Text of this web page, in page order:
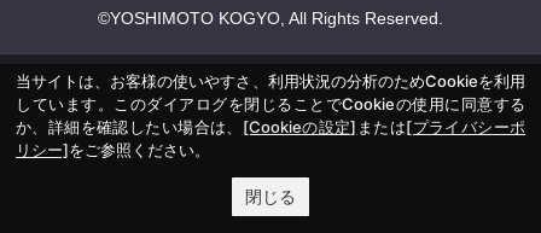
©YOSHIMOTO KOGYO, All Rights Reserved.
当サイトは、お客様の使いやすさ、利用状況の分析のためCookieを利用
しています。このダイアログを閉じることでCookieの使用に同意する
か、詳細を確認したい場合は、 [Cookieの設定] または[プライバシーポ
リシー]をご参照ください。
閉じる